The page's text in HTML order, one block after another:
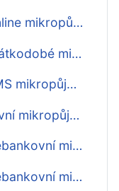
Online mikropůjčka ihned na účet
Krátkodobé mikropůjčky
SMS mikropůjčka
První mikropůjčka zdarma
Nebankovní mikropůjčka ihned
Nebankovní mikropůjčka